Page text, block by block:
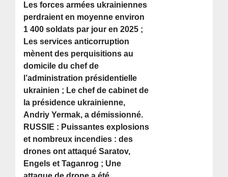
Les forces armées ukrainiennes
perdraient en moyenne environ
1 400 soldats par jour en 2025 ;
Les services anticorruption
mènent des perquisitions au
domicile du chef de
l’administration présidentielle
ukrainien ; Le chef de cabinet de
la présidence ukrainienne,
Andriy Yermak, a démissionné.
RUSSIE : Puissantes explosions
et nombreux incendies : des
drones ont attaqué Saratov,
Engels et Taganrog ; Une